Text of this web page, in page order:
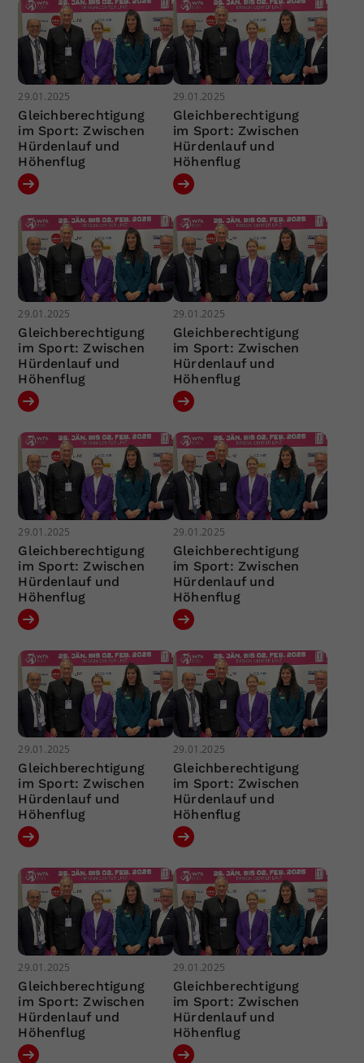
29.01.2025
Gleichberechtigung
im Sport: Zwischen
Hürdenlauf und
Höhenflug
29.01.2025
Gleichberechtigung
im Sport: Zwischen
Hürdenlauf und
Höhenflug
29.01.2025
Gleichberechtigung
im Sport: Zwischen
Hürdenlauf und
Höhenflug
29.01.2025
Gleichberechtigung
im Sport: Zwischen
Hürdenlauf und
Höhenflug
29.01.2025
Gleichberechtigung
im Sport: Zwischen
Hürdenlauf und
Höhenflug
29.01.2025
Gleichberechtigung
im Sport: Zwischen
Hürdenlauf und
Höhenflug
29.01.2025
Gleichberechtigung
im Sport: Zwischen
Hürdenlauf und
Höhenflug
29.01.2025
Gleichberechtigung
im Sport: Zwischen
Hürdenlauf und
Höhenflug
29.01.2025
Gleichberechtigung
im Sport: Zwischen
Hürdenlauf und
Höhenflug
29.01.2025
Gleichberechtigung
im Sport: Zwischen
Hürdenlauf und
Höhenflug